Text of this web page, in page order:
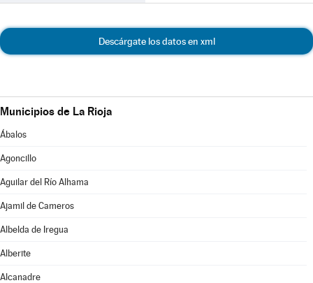
Descárgate los datos en xml
Municipios de La Rioja
Ábalos
Agoncillo
Aguilar del Río Alhama
Ajamil de Cameros
Albelda de Iregua
Alberite
Alcanadre